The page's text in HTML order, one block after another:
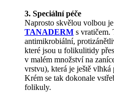
3. Speciální péče
Naprosto skvělou volbou
TANADERM s vratičem.
antimikrobiální,
které jsou u folikulitidy
v malém množství na
vrstvu), která je ještě
Krém se tak dokonale
folikuly.